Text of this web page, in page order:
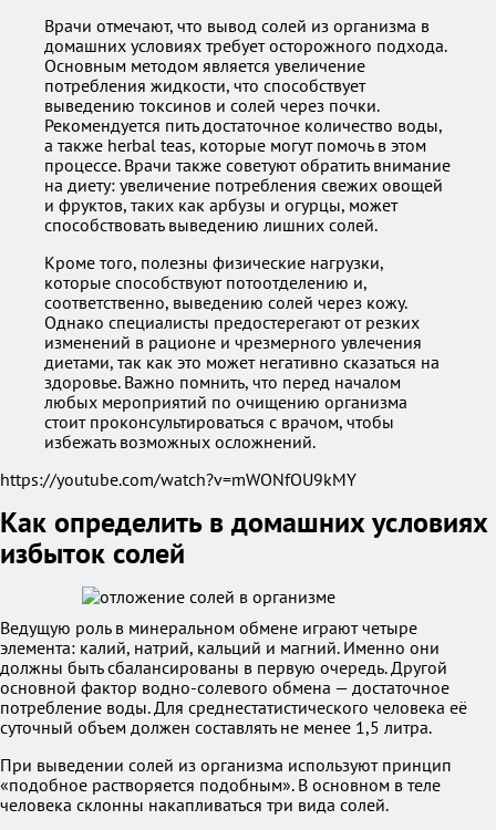
Врачи отмечают, что вывод солей из организма в
домашних условиях требует осторожного подхода.
Основным методом является увеличение
потребления жидкости, что способствует
выведению токсинов и солей через почки.
Рекомендуется пить достаточное количество воды,
а также herbal teas, которые могут помочь в этом
процессе. Врачи также советуют обратить внимание
на диету: увеличение потребления свежих овощей
и фруктов, таких как арбузы и огурцы, может
способствовать выведению лишних солей.
Кроме того, полезны физические нагрузки,
которые способствуют потоотделению и,
соответственно, выведению солей через кожу.
Однако специалисты предостерегают от резких
изменений в рационе и чрезмерного увлечения
диетами, так как это может негативно сказаться на
здоровье. Важно помнить, что перед началом
любых мероприятий по очищению организма
стоит проконсультироваться с врачом, чтобы
избежать возможных осложнений.
https://youtube.com/watch?v=mWONfOU9kMY
Как определить в домашних условиях
избыток солей
Ведущую роль в минеральном обмене играют четыре
элемента: калий, натрий, кальций и магний. Именно они
должны быть сбалансированы в первую очередь. Другой
основной фактор водно-солевого обмена — достаточное
потребление воды. Для среднестатистического человека её
суточный объем должен составлять не менее 1,5 литра.
При выведении солей из организма используют принцип
«подобное растворяется подобным». В основном в теле
человека склонны накапливаться три вида солей.